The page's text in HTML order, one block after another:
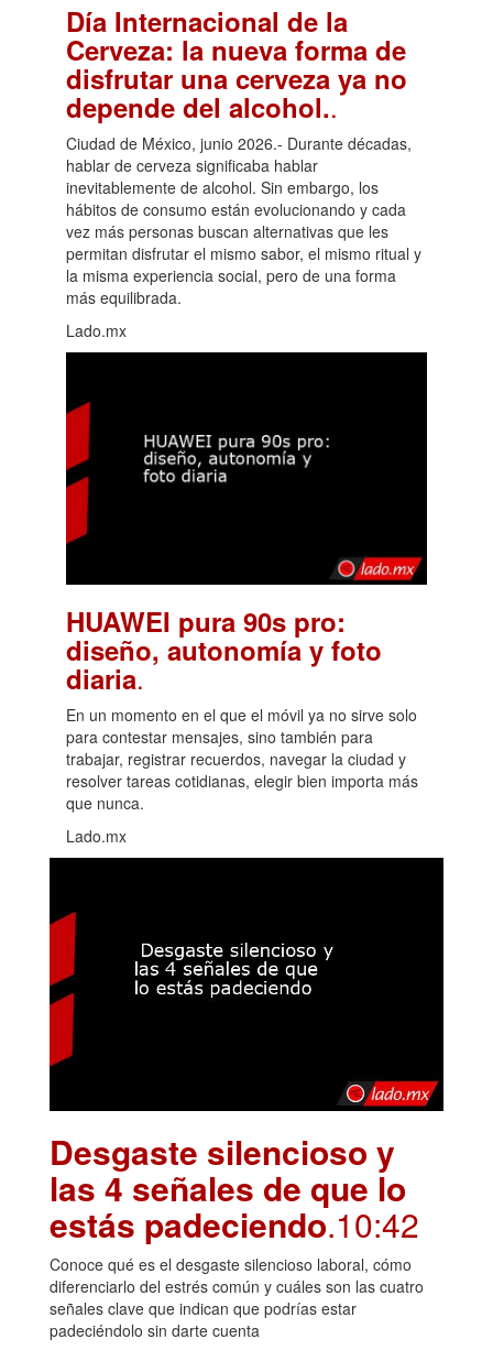
Día Internacional de la
Cerveza: la nueva forma de
disfrutar una cerveza ya no
depende del alcohol..
Ciudad de México, junio 2026.- Durante décadas,
hablar de cerveza significaba hablar
inevitablemente de alcohol. Sin embargo, los
hábitos de consumo están evolucionando y cada
vez más personas buscan alternativas que les
permitan disfrutar el mismo sabor, el mismo ritual y
la misma experiencia social, pero de una forma
más equilibrada.
Lado.mx
HUAWEI pura 90s pro:
diseño, autonomía y foto
diaria.
En un momento en el que el móvil ya no sirve solo
para contestar mensajes, sino también para
trabajar, registrar recuerdos, navegar la ciudad y
resolver tareas cotidianas, elegir bien importa más
que nunca.
Lado.mx
Desgaste silencioso y
las 4 señales de que lo
estás padeciendo.10:42
Conoce qué es el desgaste silencioso laboral, cómo
diferenciarlo del estrés común y cuáles son las cuatro
señales clave que indican que podrías estar
padeciéndolo sin darte cuenta